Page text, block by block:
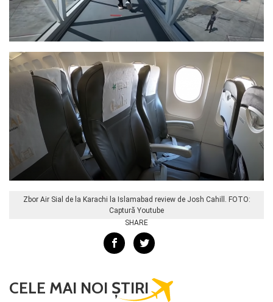
Zbor Air Sial de la Karachi la Islamabad review de Josh Cahill. FOTO:
Captură Youtube
SHARE
CELE MAI NOI ȘTIRI